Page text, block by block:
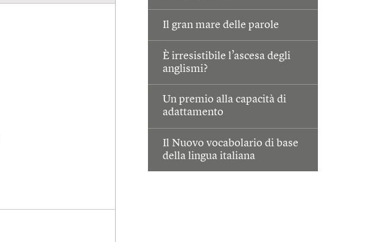
Il gran mare delle parole
È irresistibile l’ascesa degli
anglismi?
Un premio alla capacità di
adattamento
Il Nuovo vocabolario di base
della lingua italiana